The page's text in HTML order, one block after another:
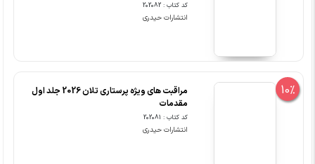
کد کتاب : 202082
انتشارات حیدری
10%
مراقبت های ویژه پرستاری تلان 2026 جلد اول
مقدمات
کد کتاب : 202081
انتشارات حیدری